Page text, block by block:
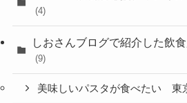
(4)
しおさんブログで紹介した飲
(9)
美味しいパスタが食べたい 東